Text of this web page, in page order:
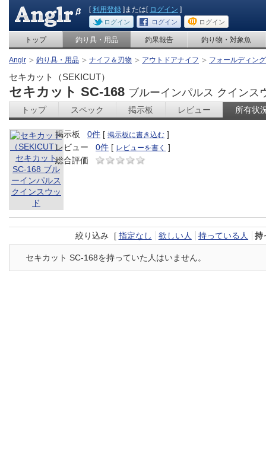
[利用登録 ]または[ ログイン ]
ログイン ログイン ログイン
トップ 釣り具・用品 釣果報告 釣り物・対象魚
Anglr 釣り具・用品 ナイフ＆刃物 アウトドアナイフ フォールディン
セキカット（SEKICUT）
セキカット SC-168 ブルーインパルス クインス
トップ スペック 掲示板 レビュー 所有状
掲示板 0件 [ 掲示板に書き込む ]
レビュー
0件 [ レビューを書く ]
総合評価
絞り込み [ 指定なし 欲しい人 持っている人 持
セキカット SC-168を持っていた人はいません。